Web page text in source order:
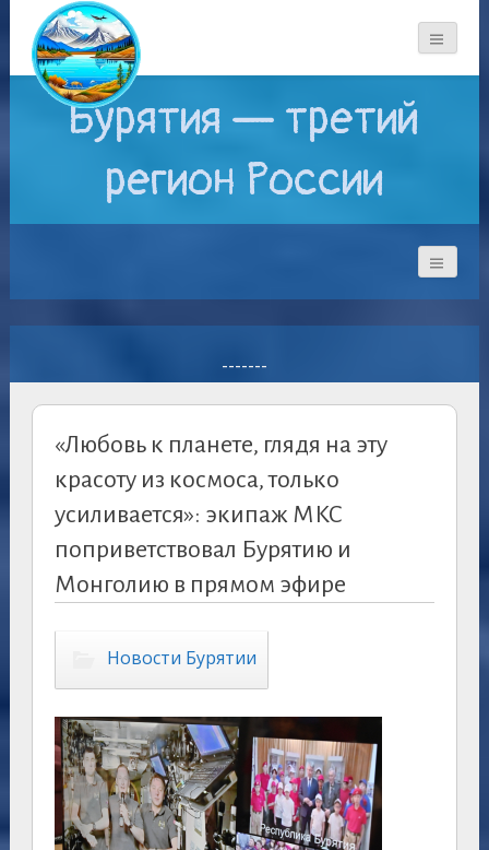
Бурятия — третий
регион России
-------
«Любовь к планете, глядя на эту
красоту из космоса, только
усиливается»: экипаж МКС
поприветствовал Бурятию и
Монголию в прямом эфире
Новости Бурятии